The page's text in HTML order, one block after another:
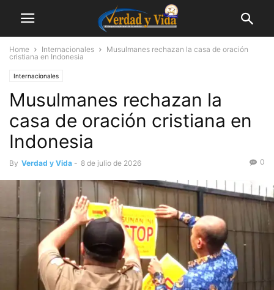
Home Internacionales
Musulmanes rechazan la casa de oración
cristiana en Indonesia
Internacionales
Musulmanes rechazan la
casa de oración cristiana en
Indonesia
By Verdad y Vida - 8 de julio de 2026 0